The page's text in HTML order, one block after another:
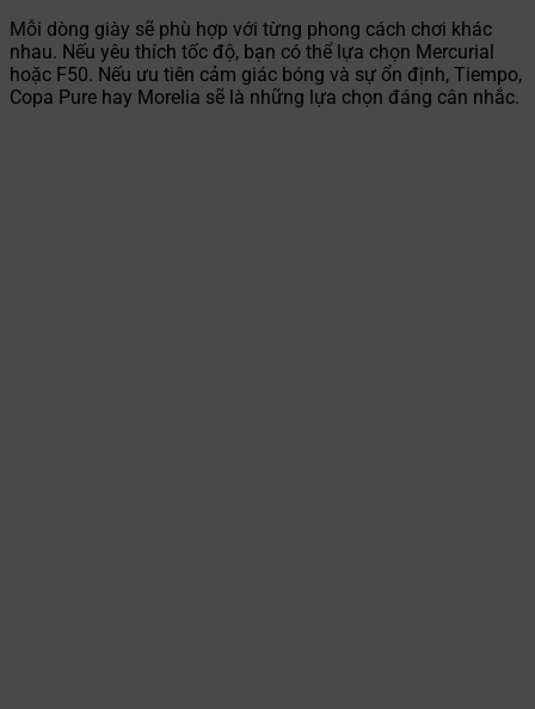
Mỗi dòng giày sẽ phù hợp với từng phong cách chơi khác
nhau. Nếu yêu thích tốc độ, bạn có thể lựa chọn Mercurial
hoặc F50. Nếu ưu tiên cảm giác bóng và sự ổn định, Tiempo,
Copa Pure hay Morelia sẽ là những lựa chọn đáng cân nhắc.